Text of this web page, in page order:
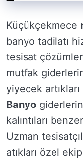
Küçükçekmece
banyo tadilatı
tesisat
mutfak
yiyecek artıkları
Banyo
kalıntıları
Uzman
atıkları özel